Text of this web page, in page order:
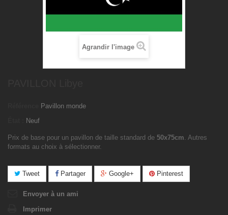
Agrandir l'image
Pavillon monde
Neuf
Prix de base pour un pavillon de taille standard de 50x75cm. Autres
formats au choix à sélectionner.
Tweet Partager Google+ Pinterest
Envoyer à un ami
Imprimer